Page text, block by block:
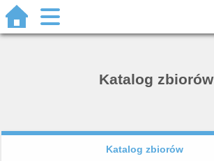
Katalog zbiorów
Katalog zbiorów